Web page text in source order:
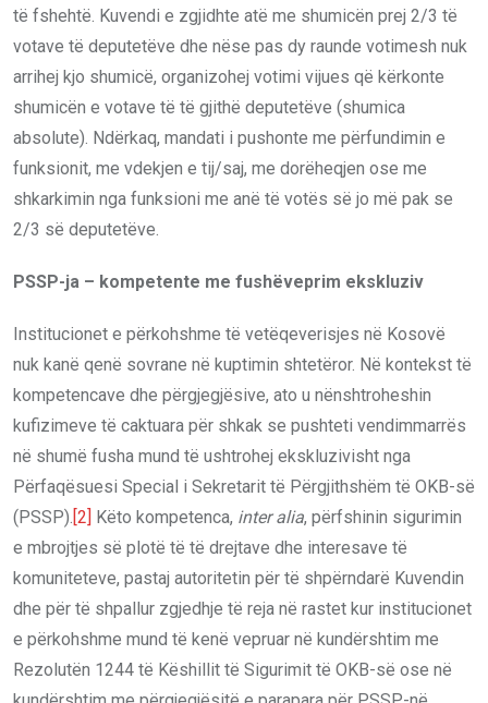
të fshehtë. Kuvendi e zgjidhte atë me shumicën prej 2/3 të
votave të deputetëve dhe nëse pas dy raunde votimesh nuk
arrihej kjo shumicë, organizohej votimi vijues që kërkonte
shumicën e votave të të gjithë deputetëve (shumica
absolute). Ndërkaq, mandati i pushonte me përfundimin e
funksionit, me vdekjen e tij/saj, me dorëheqjen ose me
shkarkimin nga funksioni me anë të votës së jo më pak se
2/3 së deputetëve.
PSSP-ja – kompetente me fushëveprim ekskluziv
Institucionet e përkohshme të vetëqeverisjes në Kosovë
nuk kanë qenë sovrane në kuptimin shtetëror. Në kontekst të
kompetencave dhe përgjegjësive, ato u nënshtroheshin
kufizimeve të caktuara për shkak se pushteti vendimmarrës
në shumë fusha mund të ushtrohej ekskluzivisht nga
Përfaqësuesi Special i Sekretarit të Përgjithshëm të OKB-së
(PSSP). [2] Këto kompetenca, inter alia, përfshinin sigurimin
e mbrojtjes së plotë të të drejtave dhe interesave të
komuniteteve, pastaj autoritetin për të shpërndarë Kuvendin
dhe për të shpallur zgjedhje të reja në rastet kur institucionet
e përkohshme mund të kenë vepruar në kundërshtim me
Rezolutën 1244 të Këshillit të Sigurimit të OKB-së ose në